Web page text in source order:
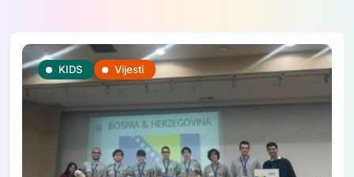
content
KIDS Vijesti